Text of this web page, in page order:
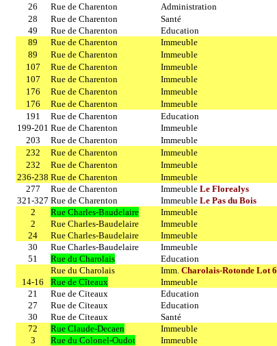
26
Rue de Charenton Administration
28
Rue de Charenton Santé
49
Rue de Charenton Education
89
Rue de Charenton Immeuble
89
Rue de Charenton Immeuble
107
Rue de Charenton Immeuble
107
Rue de Charenton Immeuble
176
Rue de Charenton Immeuble
176
Rue de Charenton Immeuble
191
Rue de Charenton Education
199-201 Rue de Charenton Immeuble
203
Rue de Charenton Immeuble
232
Rue de Charenton Immeuble
232
Rue de Charenton Immeuble
236-238 Rue de Charenton Immeuble
277
Rue de Charenton Immeuble Le Florealys
321-327 Rue de Charenton Immeuble Le Pas du Bois
2
Rue Charles-Baudelaire Immeuble
2
Rue Charles-Baudelaire Immeuble
24
Rue Charles-Baudelaire Immeuble
30
Rue Charles-Baudelaire Immeuble
51
Rue du Charolais Education
Rue du Charolais
Imm. Charolais-Rotonde Lot 6
14-16
Rue de Cîteaux Immeuble
21
Rue de Cïteaux Education
27
Rue de Cïteaux Education
30
Rue de Cïteaux Santé
72
Rue Claude-Decaen Immeuble
3
Rue du Colonel-Oudot Immeuble